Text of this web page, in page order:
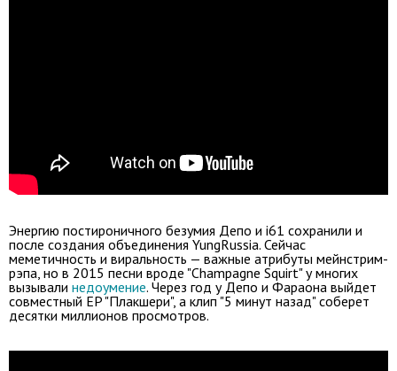
Энергию постироничного безумия Депо и i61 сохранили и
после создания объединения YungRussia. Сейчас
меметичность и виральность — важные атрибуты мейнстрим-
рэпа, но в 2015 песни вроде "Champagne Squirt" у многих
вызывали недоумение. Через год у Депо и Фараона выйдет
совместный EP "Плакшери", а клип "5 минут назад" соберет
десятки миллионов просмотров.